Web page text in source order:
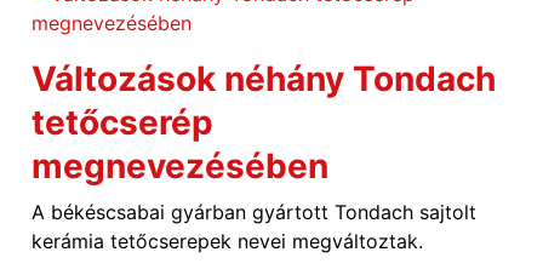
Változások néhány Tondach
tetőcserép
megnevezésében
A békéscsabai gyárban gyártott Tondach sajtolt
kerámia tetőcserepek nevei megváltoztak.